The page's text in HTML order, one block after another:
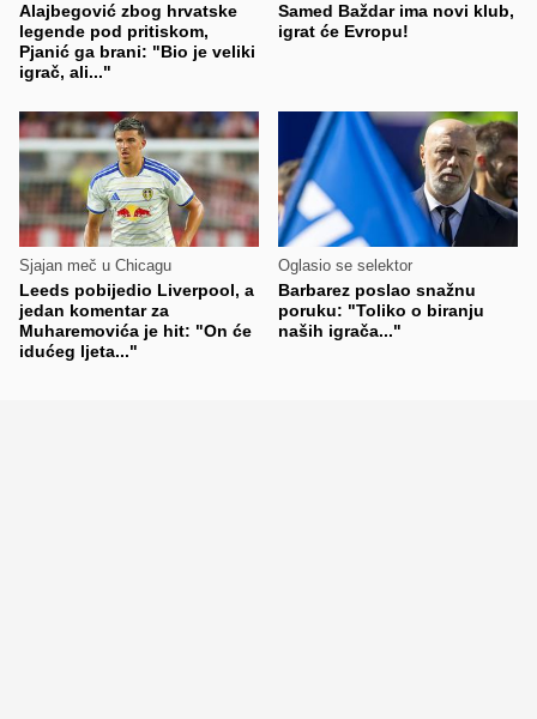
Alajbegović zbog hrvatske
legende pod pritiskom,
Pjanić ga brani: "Bio je veliki
igrač, ali..."
Samed Baždar ima novi klub,
igrat će Evropu!
Sjajan meč u Chicagu
Leeds pobijedio Liverpool, a
jedan komentar za
Muharemovića je hit: "On će
idućeg ljeta..."
Oglasio se selektor
Barbarez poslao snažnu
poruku: "Toliko o biranju
naših igrača..."